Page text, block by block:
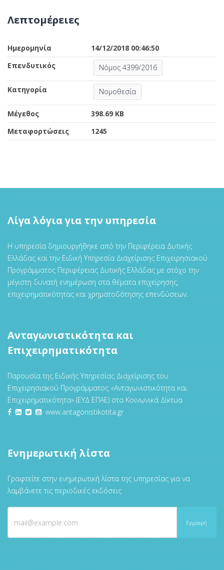
Λεπτομέρειες
Ημερομηνία
14/12/2018 00:46:50
Επενδυτικός
Νόμος 4399/2016
Κατηγορία Νομοθεσία
Μέγεθος
398.69 KB
Μεταφορτώσεις
1245
Λίγα λόγια για την υπηρεσία
Η υπηρεσία δημιουργήθηκε από την Περιφέρεια Δυτικής
Ελλάδας και την Ειδική Υπηρεσία Διαχείρισης Επιχειρησιακού
Προγράμματος Περιφέρειας Δυτικής Ελλάδας με στόχο την
μέγιστη δυνατή ενημέρωση στα θέματα επιχείρησης,
επιχειρηματικότητας και χρηματοδότησης επενδύσεων.
Ανταγωνιστικότητα και
Επιχειρηματικότητα
Παρουσία της Ειδικής Υπηρεσίας Διαχείρισης του
Επιχειρησιακού Προγράμματος «Ανταγωνιστικότητα και
Επιχειρηματικότητα» (ΕΥΔ ΕΠΑΕ) στα Κοινωνικά Δίκτυα
www.antagonistikotita.gr
Ενημερωτική λίστα
Γραφτείτε στην ενημερωτική λίστα της υπηρεσίας για να
λαμβάνετε τις περιοδικές εκδόσεις